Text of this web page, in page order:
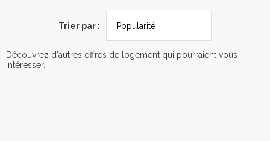
Trier par :
Découvrez d'autres offres de logement qui pourraient vous
intéresser.